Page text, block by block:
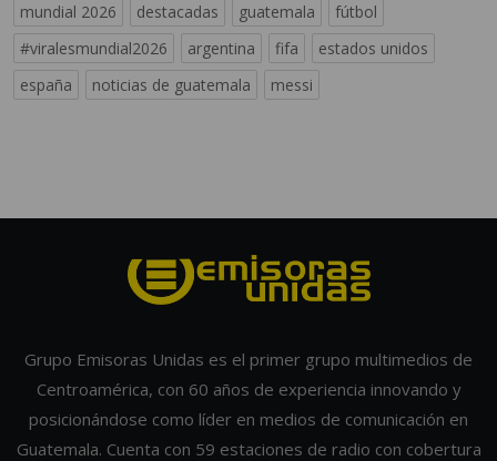
mundial 2026 destacadas guatemala
fútbol
#viralesmundial2026
argentina fifa
estados unidos
españa
noticias de guatemala messi
Grupo Emisoras Unidas es el primer grupo multimedios de
Centroamérica, con 60 años de experiencia innovando y
posicionándose como líder en medios de comunicación en
Guatemala. Cuenta con 59 estaciones de radio con cobertura